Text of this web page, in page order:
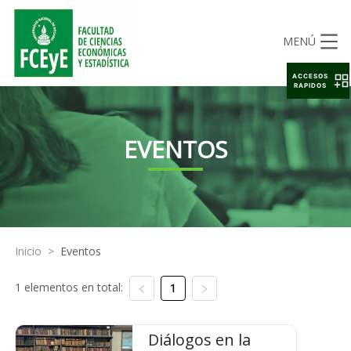
MENÚ
EVENTOS
Inicio > Eventos
1 elementos en total: 1
Diálogos en la
ACCESOS
RAPIDOS